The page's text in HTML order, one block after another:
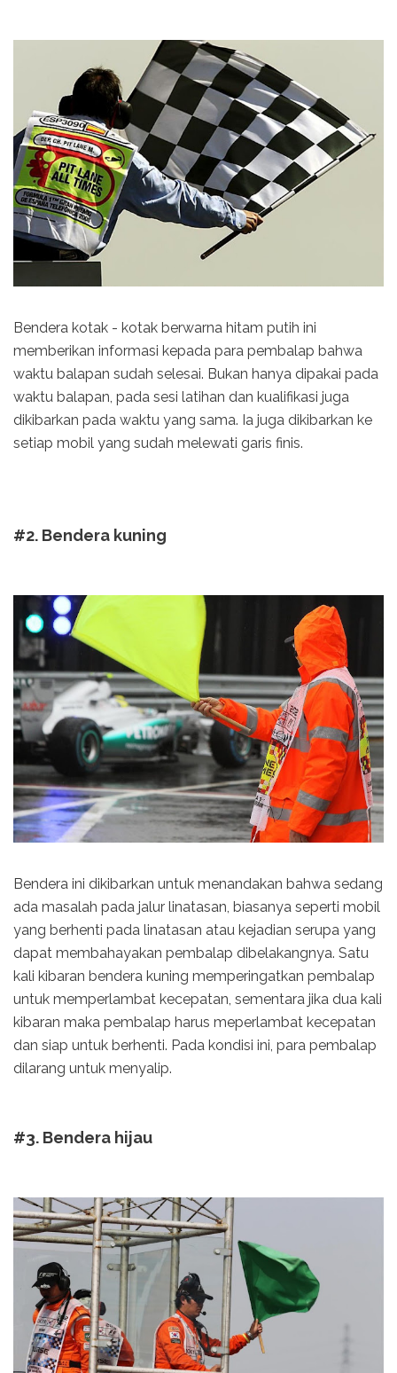
Bendera kotak - kotak berwarna hitam putih ini
memberikan informasi kepada para pembalap bahwa
waktu balapan sudah selesai. Bukan hanya dipakai pada
waktu balapan, pada sesi latihan dan kualifikasi juga
dikibarkan pada waktu yang sama. Ia juga dikibarkan ke
setiap mobil yang sudah melewati garis finis.
#2. Bendera kuning
Bendera ini dikibarkan untuk menandakan bahwa sedang
ada masalah pada jalur linatasan, biasanya seperti mobil
yang berhenti pada linatasan atau kejadian serupa yang
dapat membahayakan pembalap dibelakangnya. Satu
kali kibaran bendera kuning memperingatkan pembalap
untuk memperlambat kecepatan, sementara jika dua kali
kibaran maka pembalap harus meperlambat kecepatan
dan siap untuk berhenti. Pada kondisi ini, para pembalap
dilarang untuk menyalip.
#3. Bendera hijau